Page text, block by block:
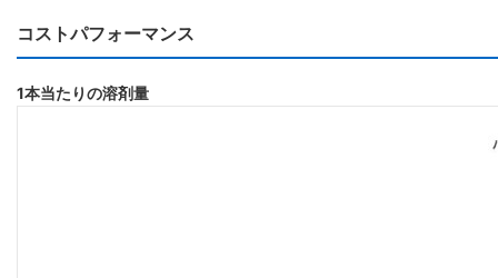
コストパフォーマンス
1本当たりの溶剤量